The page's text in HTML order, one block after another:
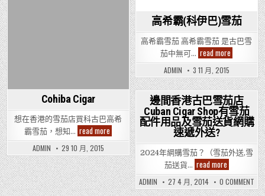
Cohiba
情
資
通
的
最
新
情
報
及
資
通
訊?
高希霸(科伊巴)雪茄
高希霸雪茄 高希霸雪茄 是古巴雪
茄中無可… read more
希
霸
(科
伊
巴)
雪
茄
ADMIN 3 11 月, 2015
Cohiba Cigar
想在香港的雪茄店買科古巴高希
霸雪茄，想知… read more
Cigar
ADMIN 29 10 月, 2015
Posted
in
邊間香港古巴雪茄店
Cuban Cigar Shop有雪茄
配件用品及雪茄送貨網購
速遞外送?
2024年網購雪茄？（雪茄外送,雪
茄送貨… read more邊
間
香
港
ADMIN 27 4 月, 2014 0 COMMENTON
邊